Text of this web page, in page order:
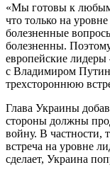
«Мы готовы к любым
что только на
болезненные
болезненны.
европейские лидеры
с Владимиром
трехстороннюю
Глава Украины
стороны должны
войну. В частности,
встреча на уровне
сделает, Украина